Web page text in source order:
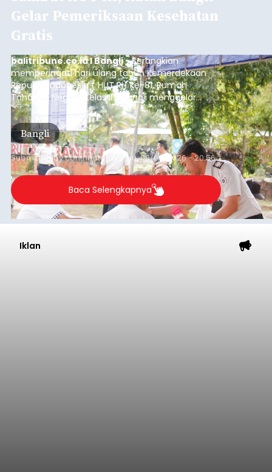
Gelar Pemeriksaan Kesehatan
Gratis
balitribune.co.id I Bangli -Serangkian
memperingati hari ulang tahun Kemerdekaan
Republik Indonesia ( HUT RI) ke-81, Rumah
Tahanan Negara Kelas II B Bangli menggelar
kegiatan pemeriksaan kesehatan gratis, Rabu
(6/8/2026).
Bangli
Submitted bycontributor Thu, 08/06/2026 - 20:56
Baca Selengkapnya
Iklan